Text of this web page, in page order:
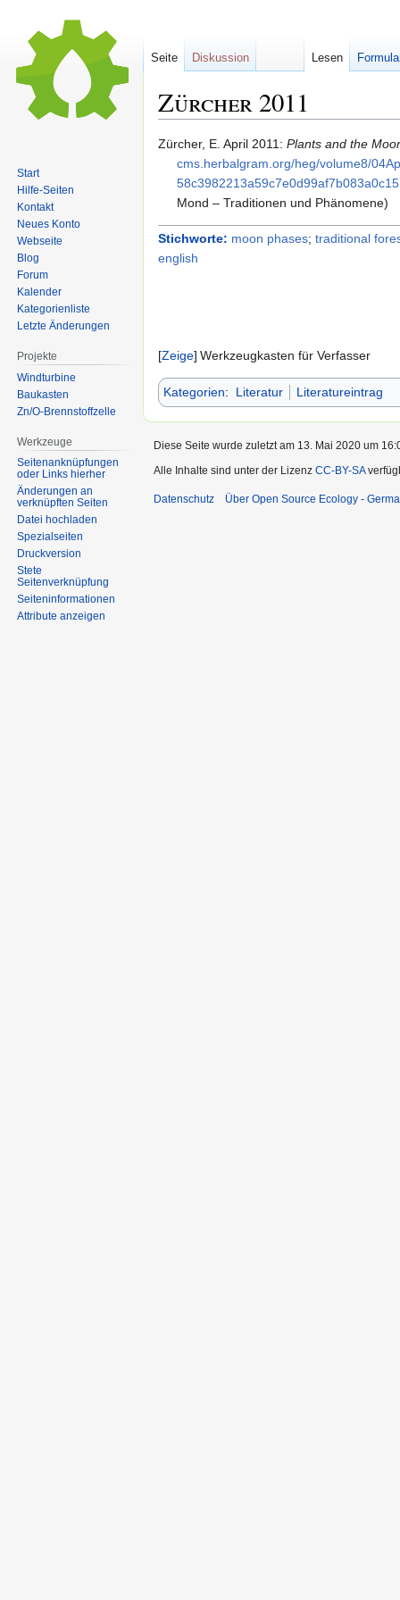
Zürcher 2011
Zur
Navigation
springen
Zur
Suche
springen
Zürcher, E. April 2011: Plants and the
cms.​herbalgram.​org/​heg/​volume8/​
58c3982213a59c7e0d99af7b083a0c15
Mond – Traditionen und Phänomene)
Stichworte: moon phases; traditional
english
Zeige Werkzeugkasten für Verfasser
Kategorien: Literatur Literatureintrag
Seite Diskussion Lesen
Start
Hilfe-Seiten
Kontakt
Neues Konto
Webseite
Blog
Forum
Kalender
Kategorienliste
Letzte Änderungen
Projekte
Windturbine
Baukasten
Zn/O-Brennstoffzelle
Werkzeuge
Seitenanknüpfungen
oder Links hierher
Änderungen an
verknüpften Seiten
Datei hochladen
Spezialseiten
Druckversion
Stete
Seitenverknüpfung
Seiten­informationen
Attribute anzeigen
Diese Seite wurde zuletzt am 13. Mai 2020 um
Alle Inhalte sind unter der Lizenz CC-BY-SA
Datenschutz Über Open Source Ecology -